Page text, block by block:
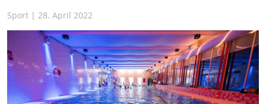
Sport | 28. April 2022